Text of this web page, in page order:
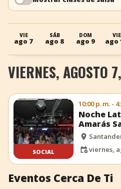
+ Añadir evento
VIE
ago 7
SÁB
ago 8
DOM
ago 9
VIE
ago
VIERNES, AGOSTO
SOCIAL
10:00 p. m. -
Noche
Amarás
viernes,
Eventos Cerca De Ti